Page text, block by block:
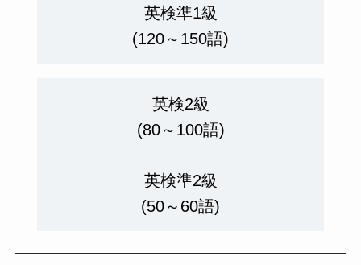
英検準1級
(120～150語)
英検2級
(80～100語)
英検準2級
(50～60語)